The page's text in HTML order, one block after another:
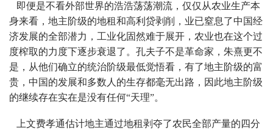
即便是不看外部世界的浩浩荡荡潮流，仅仅从农业生产本
身来看，地主阶级的地租和高利贷剥削，业已窒息了中国经
济发展的全部潜力，工业化固然难于展开，农业也在这个过
度榨取的力度下逐步衰退了。孔夫子不是革命家，朱熹更不
是，从他们确立的统治阶级最低觉悟看，有了地主阶级的富
贵，中国的发展和多数人的生存都毫无出路，因此地主阶级
的继续存在实在是没有任何“天理”。
上文费孝通估计地主通过地租剥夺了农民全部产量的四分